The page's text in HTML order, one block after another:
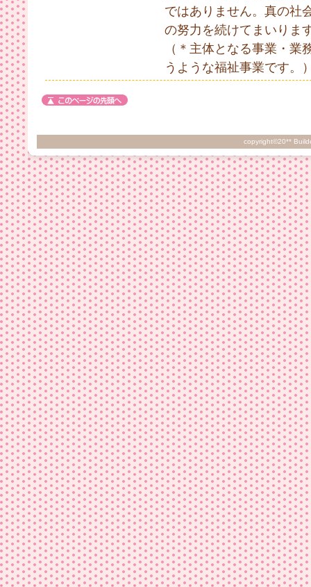
ではありません。真の社
の努力を続けてまいりま
（＊主体となる事業・
うような福祉事業です。
copyright©20**